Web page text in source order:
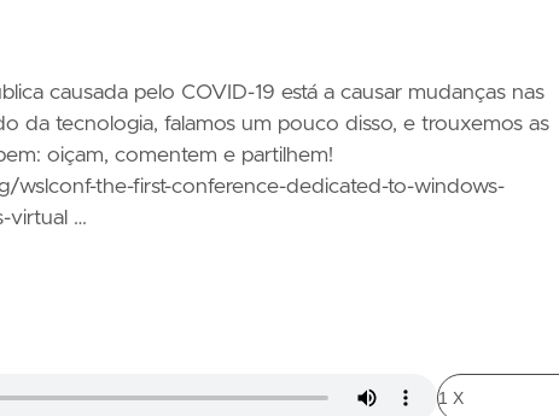
causada pelo COVID-19 está a causar mudanças nas
da tecnologia, falamos um pouco disso, e trouxemos as
oiçam, comentem e partilhem!
wslconf-the-first-conference-dedicated-to-windows-
virtual …